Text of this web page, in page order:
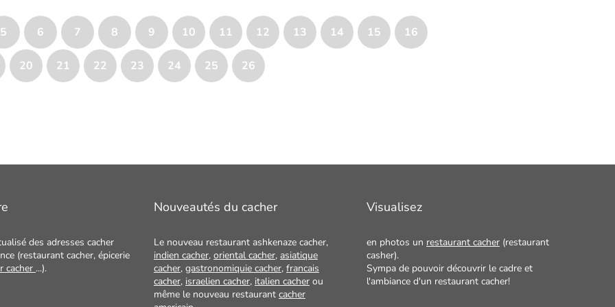
5 6 7 8 9 10 11 12 13 14 15 16
20 21 22 23 24 25 26
des adresses cacher
(restaurant cacher, épicerie
cacher ...).
Nouveautés du cacher
Le nouveau restaurant ashkenaze cacher,
indien cacher, oriental cacher, asiatique
cacher, gastronomiquie cacher, francais
cacher, israelien cacher, italien cacher ou
même le nouveau restaurant cacher
Visualisez
en photos un restaurant cacher (restaurant
casher).
Sympa de pouvoir découvrir le cadre et
l'ambiance d'un restaurant cacher!